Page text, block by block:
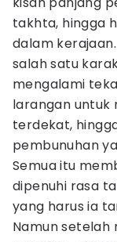
takhta, hingga
dalam
salah satu
mengalami
larangan untuk
terdekat,
pembunuhan
Semua itu
dipenuhi rasa
yang harus ia
Namun